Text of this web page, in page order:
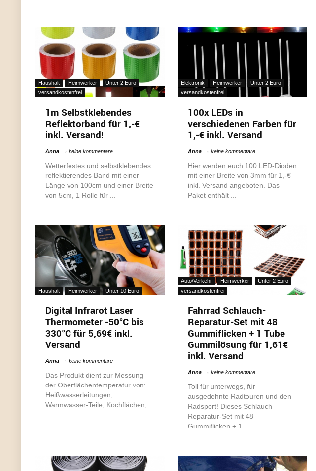
Haushalt Heimwerker
Unter 2 Euro
versandkostenfrei
1m Selbstklebendes
Reflektorband für 1,-€
inkl. Versand!
Anna keine kommentare
Wetterfestes und selbstklebendes
reflektierendes Band mit einer
Länge von 100cm und einer Breite
von 5cm, 1 Rolle für ...
Elektronik Heimwerker
Unter 2 Euro
versandkostenfrei
100x LEDs in
verschiedenen Farben für
1,-€ inkl. Versand
Anna keine kommentare
Hier werden euch 100 LED-Dioden
mit einer Breite von 3mm für 1,-€
inkl. Versand angeboten. Das
Paket enthält ...
Haushalt Heimwerker Unter 10 Euro
Digital Infrarot Laser
Thermometer -50°C bis
330°C für 5,69€ inkl.
Versand
Anna keine kommentare
Das Produkt dient zur Messung
der Oberflächentemperatur von:
Heißwasserleitungen,
Warmwasser-Teile, Kochflächen, ...
Auto/Verkehr Heimwerker
Unter 2 Euro
versandkostenfrei
Fahrrad Schlauch-
Reparatur-Set mit 48
Gummiflicken + 1 Tube
Gummilösung für 1,61€
inkl. Versand
Anna keine kommentare
Toll für unterwegs, für
ausgedehnte Radtouren und den
Radsport! Dieses Schlauch
Reparatur-Set mit 48
Gummiflicken + 1 ...